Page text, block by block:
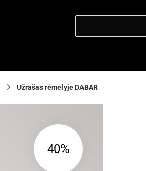
Užrašas rėmelyje DABAR
40%